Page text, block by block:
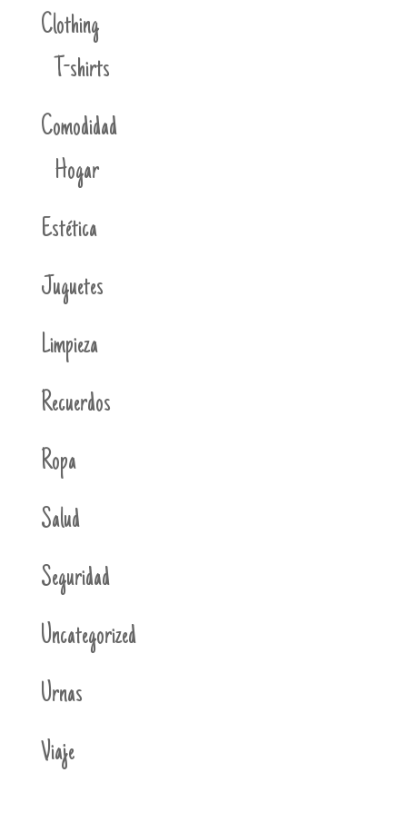
Clothing
T-shirts
Comodidad
Hogar
Estética
Juguetes
Limpieza
Recuerdos
Ropa
Salud
Seguridad
Uncategorized
Urnas
Viaje